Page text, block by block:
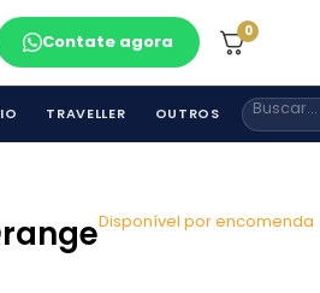
Contate agora 0
TRAVELLER OUTROS
Disponível por encomenda